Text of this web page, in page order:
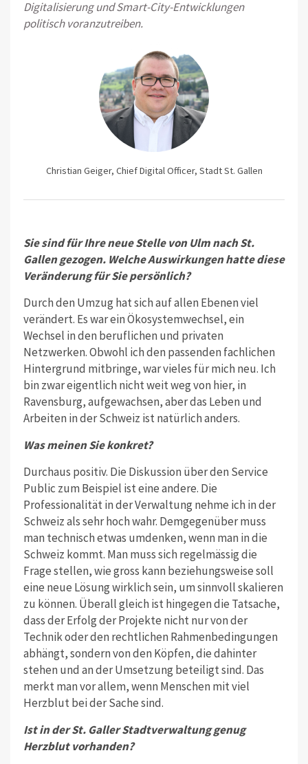
Digitalisierung und Smart-City-Entwick­lungen
politisch voranzutreiben.
Christian Geiger, Chief Digital Officer, Stadt St. Gallen
Sie sind für Ihre neue Stelle von Ulm nach St.
Gallen gezogen. Welche Auswirkungen hatte diese
Veränderung für Sie persönlich?
Durch den Umzug hat sich auf allen Ebenen viel
verändert. Es war ein Öko­systemwechsel, ein
Wechsel in den be­ruflichen und privaten
Netzwerken. Obwohl ich den passenden fachlichen
Hintergrund mitbringe, war vieles für mich neu. Ich
bin zwar eigentlich nicht weit weg von hier, in
Ravensburg, aufgewachsen, aber das Leben und
Arbei­ten in der Schweiz ist natürlich anders.
Was meinen Sie konkret?
Durchaus positiv. Die Diskussion über den Service
Public zum Beispiel ist eine andere. Die
Professionalität in der Ver­waltung nehme ich in der
Schweiz als sehr hoch wahr. Demgegenüber muss
man technisch etwas umdenken, wenn man in die
Schweiz kommt. Man muss sich regelmässig die
Frage stellen, wie gross kann beziehungsweise soll
eine neue Lösung wirklich sein, um sinnvoll skalieren
zu können. Überall gleich ist hingegen die Tatsache,
dass der Erfolg der Projekte nicht nur von der
Technik oder den rechtlichen Rahmenbedingungen
abhängt, sondern von den Köpfen, die dahinter
stehen und an der Umsetzung beteiligt sind. Das
merkt man vor allem, wenn Menschen mit viel
Herzblut bei der Sache sind.
Ist in der St. Galler Stadtverwaltung genug
Herzblut vorhanden?